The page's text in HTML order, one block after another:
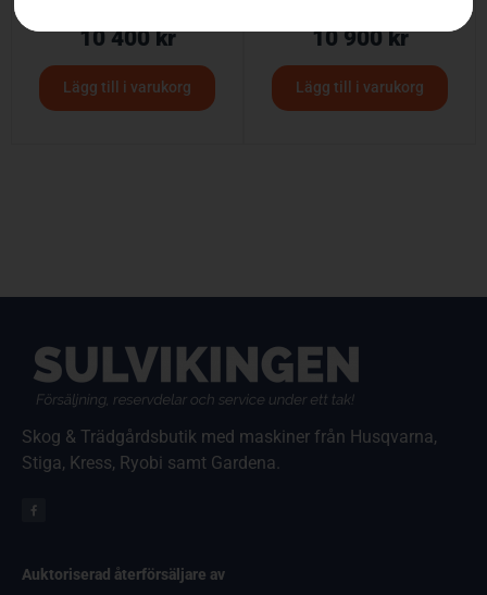
10 400kr
Lägg till i varukorg
10 900kr
Lägg till i varukorg
Skog & Trädgårdsbutik med maskiner från Husqvarna,
Stiga, Kress, Ryobi samt Gardena.
Auktoriserad återförsäljare av